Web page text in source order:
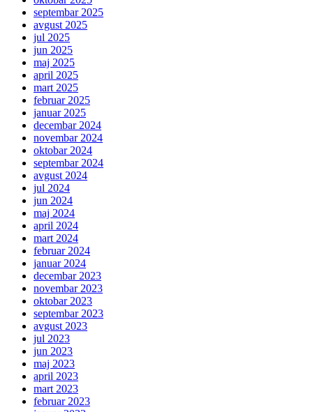
septembar 2025
avgust 2025
jul 2025
jun 2025
maj 2025
april 2025
mart 2025
februar 2025
januar 2025
decembar 2024
novembar 2024
oktobar 2024
septembar 2024
avgust 2024
jul 2024
jun 2024
maj 2024
april 2024
mart 2024
februar 2024
januar 2024
decembar 2023
novembar 2023
oktobar 2023
septembar 2023
avgust 2023
jul 2023
jun 2023
maj 2023
april 2023
mart 2023
februar 2023